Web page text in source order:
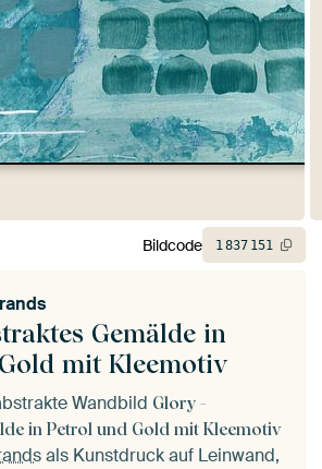
Gemälde in
mit Kleemotiv
Wandbild Glory -
in Petrol und Gold mit Kleemotiv
als Kunstdruck auf Leinwand,
Bildcode 1837 151